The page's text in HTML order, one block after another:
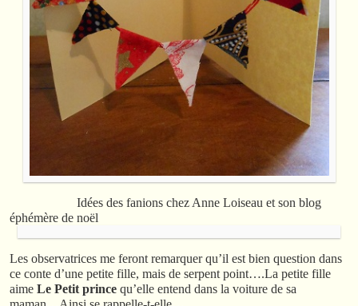
Idées des fanions chez Anne Loiseau et son blog
éphémère de noël
Les observatrices me feront remarquer qu’il est bien question dans
ce conte d’une petite fille, mais de serpent point….La petite fille
aime Le Petit prince qu’elle entend dans la voiture de sa